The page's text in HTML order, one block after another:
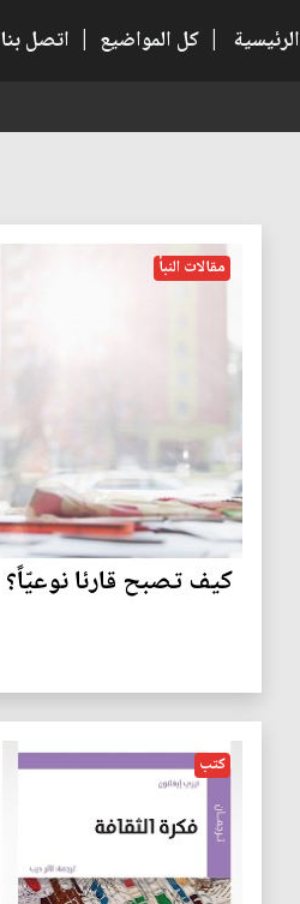
الرئيسية | كل المواضيع | اتصل بنا
مقالات النبأ
كيف تصبح قارئا نوعيّاً؟
كتب